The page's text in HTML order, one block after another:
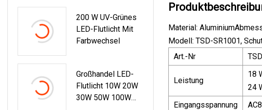
200 W UV-Grünes
LED-Flutlicht Mit
Farbwechsel
Großhandel LED-
Flutlicht 10W 20W
30W 50W 100W
Material:
Modell: TSD-SR1001,
Art.-Nr
Leistung
18
24
Eingangsspannung